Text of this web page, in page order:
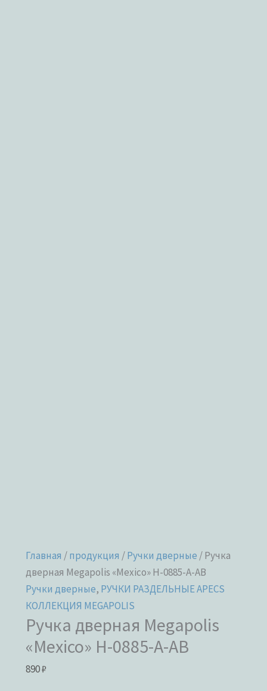
Главная /продукция /Ручки дверные / Ручка
дверная Megapolis «Mexico» H-0885-A-AB
Ручки дверные, РУЧКИ РАЗДЕЛЬНЫЕ APECS
КОЛЛЕКЦИЯ MEGAPOLIS
Ручка дверная Megapolis
«Mexico» H-0885-A-AB
890₽